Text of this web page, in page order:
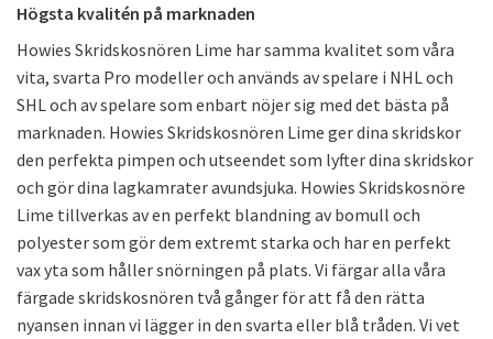
Högsta kvalitén på marknaden
Howies Skridskosnören Lime har samma kvalitet som våra
vita, svarta Pro modeller och används av spelare i NHL och
SHL och av spelare som enbart nöjer sig med det bästa på
marknaden. Howies Skridskosnören Lime ger dina skridskor
den perfekta pimpen och utseendet som lyfter dina skridskor
och gör dina lagkamrater avundsjuka. Howies Skridskosnöre
Lime tillverkas av en perfekt blandning av bomull och
polyester som gör dem extremt starka och har en perfekt
vax yta som håller snörningen på plats. Vi färgar alla våra
färgade skridskosnören två gånger för att få den rätta
nyansen innan vi lägger in den svarta eller blå tråden. Vi vet